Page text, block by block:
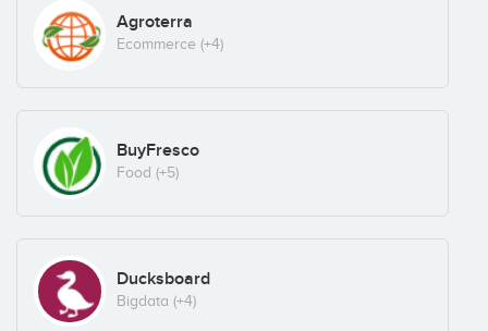
Agroterra
Ecommerce (+4)
BuyFresco
Food (+5)
Ducksboard
Bigdata (+4)